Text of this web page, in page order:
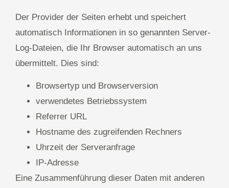
Der Provider der Seiten erhebt und speichert
automatisch Informationen in so genannten Server-
Log-Dateien, die Ihr Browser automatisch an uns
übermittelt. Dies sind:
Browsertyp und Browserversion
verwendetes Betriebssystem
Referrer URL
Hostname des zugreifenden Rechners
Uhrzeit der Serveranfrage
IP-Adresse
Eine Zusammenführung dieser Daten mit anderen